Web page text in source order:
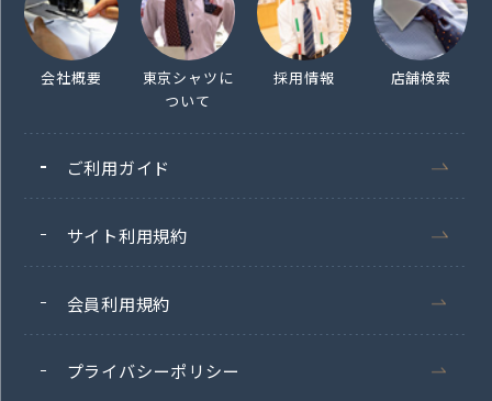
会社概要
東京シャツに
ついて
採用情報 店舗検索
ご利用ガイド
サイト利用規約
会員利用規約
プライバシーポリシー